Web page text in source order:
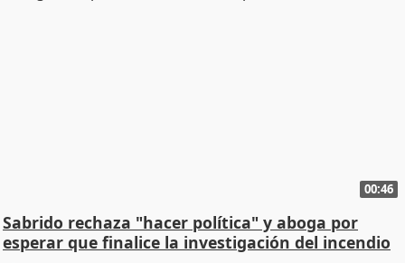
00:46
Sabrido rechaza "hacer política" y aboga por
esperar que finalice la investigación del incendio